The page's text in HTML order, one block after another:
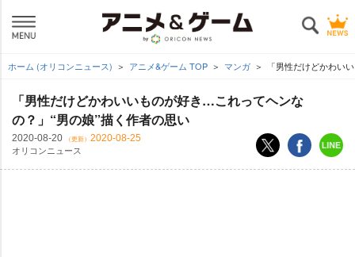
ホーム (オリコンニュース) アニメ&ゲーム TOP マンガ 「男性だけどかわい
「男性だけどかわいいものが好き…これってヘンな
の？」“男の娘”描く作者の思い
2020-08-20 （更新） 2020-08-25
オリコンニュース